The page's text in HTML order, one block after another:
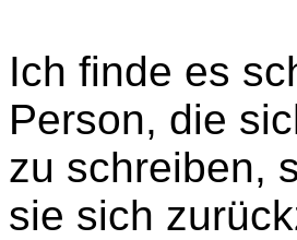
Ich finde es
Person, die
zu schreiben,
sie sich